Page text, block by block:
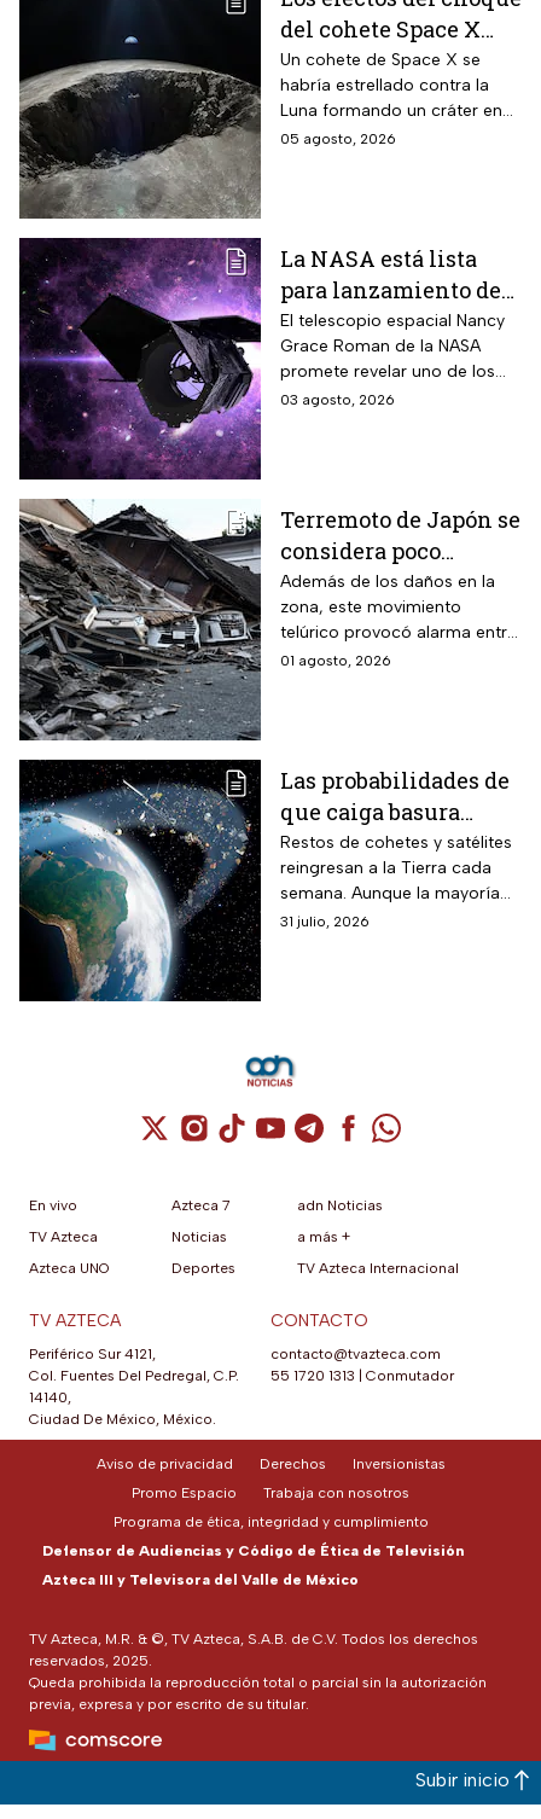
del cohete Space X
contra la Luna
Un cohete de Space X se
habría estrellado contra la
Luna formando un cráter en
nuestro satélite natural, ¿qué
05 agosto, 2026
La NASA está lista
para lanzamiento del
telescopio espacial
Nancy Grace Roman
El telescopio espacial Nancy
Grace Roman de la NASA
promete revelar uno de los
misterios más grandes del
03 agosto, 2026
Terremoto de Japón se
considera poco
común; así lo
explican los expertos
Además de los daños en la
zona, este movimiento
telúrico provocó alarma entre
la comunidad científica
01 agosto, 2026
Las probabilidades de
que caiga basura
espacial sobre tu casa,
según la ciencia
Restos de cohetes y satélites
reingresan a la Tierra cada
semana. Aunque la mayoría
se desintegra en la atmósfera,
31 julio, 2026
Cuenta de X / Twitter (se abre en una
Cuenta de Instagram (se abre en una
Cuenta de TikTok (se abre en
Cuenta de YouTube (se abre
Cuenta de Telegram (se
Cuenta de
Cuenta de
En vivo
TV Azteca
Azteca UNO
Azteca 7
Noticias
Deportes
adn Noticias
a más +
TV Azteca Internacional
TV AZTECA
Periférico Sur 4121,
Col. Fuentes Del Pedregal, C.P.
14140,
Ciudad De México, México.
CONTACTO
contacto@tvazteca.com
55 1720 1313
Conmutador
TV Azteca, M.R. & ©, TV Azteca, S.A.B. de C.V. Todos los derechos
reservados, 2025.
Queda prohibida la reproducción total o parcial sin la autorización
previa, expresa y por escrito de su titular.
Aviso de privacidad Derechos
Inversionistas
Promo Espacio
Trabaja con nosotros
Programa de ética, integridad y cumplimiento
Defensor de Audiencias y Código de Ética de Televisión
Azteca III y Televisora del Valle de México
Subir inicio